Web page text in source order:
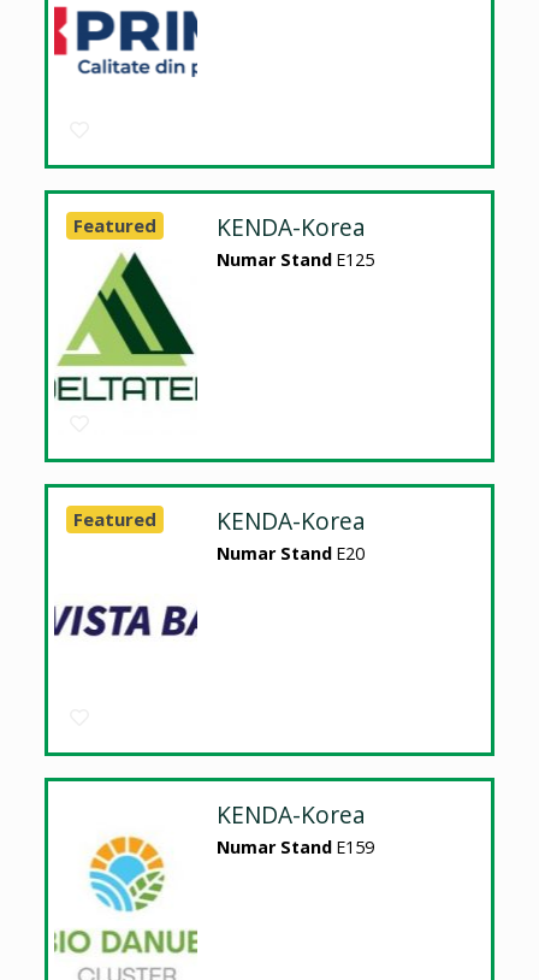
KENDA-Korea
Numar Stand E125
Featured
KENDA-Korea
Numar Stand E20
Featured
KENDA-Korea
Numar Stand E159